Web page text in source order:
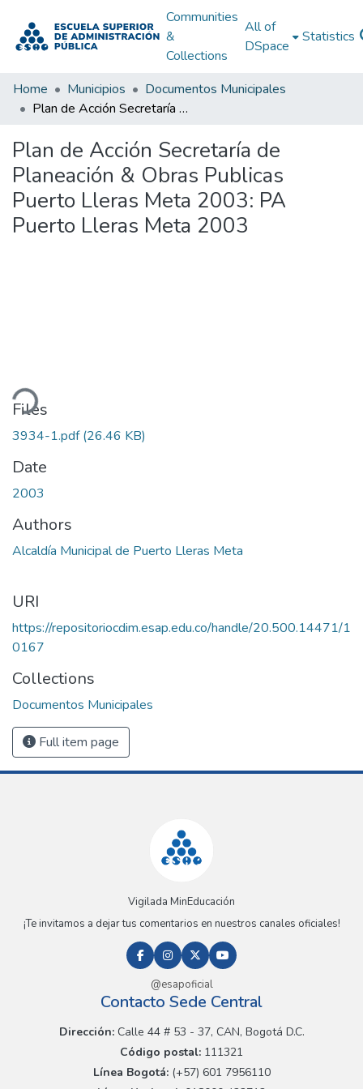
Communities
&
Collections
All of
DSpace
Statistics
Home Municipios
Documentos Municipales
Plan de Acción Secretaría de Planeación & Obras Publicas Puerto Lleras Meta 2003: PA Puerto Lleras Meta 2003
Plan de Acción Secretaría de
Planeación & Obras Publicas
Puerto Lleras Meta 2003: PA
Puerto Lleras Meta 2003
Files
3934-1.pdf(26.46 KB)
Date
2003
Authors
Alcaldía Municipal de Puerto Lleras Meta
URI
https://repositoriocdim.esap.edu.co/handle/20.500.14471/1
0167
Collections
Documentos Municipales
Full item page
Vigilada MinEducación
¡Te invitamos a dejar tus comentarios en nuestros canales oficiales!
@esapoficial
Contacto Sede Central
Dirección:Calle 44 # 53 - 37, CAN, Bogotá D.C.
Código postal: 111321
Línea Bogotá:(+57) 601 7956110